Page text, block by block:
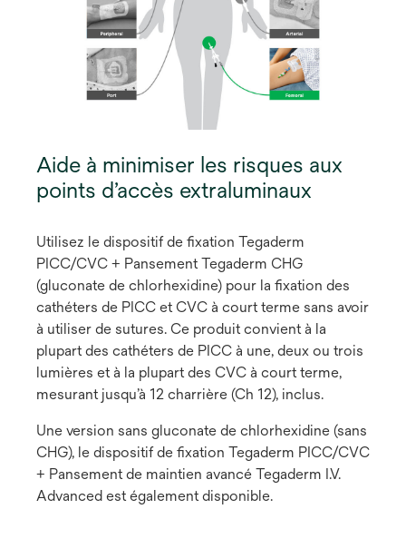
Aide à minimiser les risques aux
points d’accès extraluminaux
Utilisez le dispositif de fixation Tegaderm
PICC/CVC + Pansement Tegaderm CHG
(gluconate de chlorhexidine) pour la fixation des
cathéters de PICC et CVC à court terme sans avoir
à utiliser de sutures. Ce produit convient à la
plupart des cathéters de PICC à une, deux ou trois
lumières et à la plupart des CVC à court terme,
mesurant jusqu’à 12 charrière (Ch 12), inclus.
Une version sans gluconate de chlorhexidine (sans
CHG), le dispositif de fixation Tegaderm PICC/CVC
+ Pansement de maintien avancé Tegaderm I.V.
Advanced est également disponible.